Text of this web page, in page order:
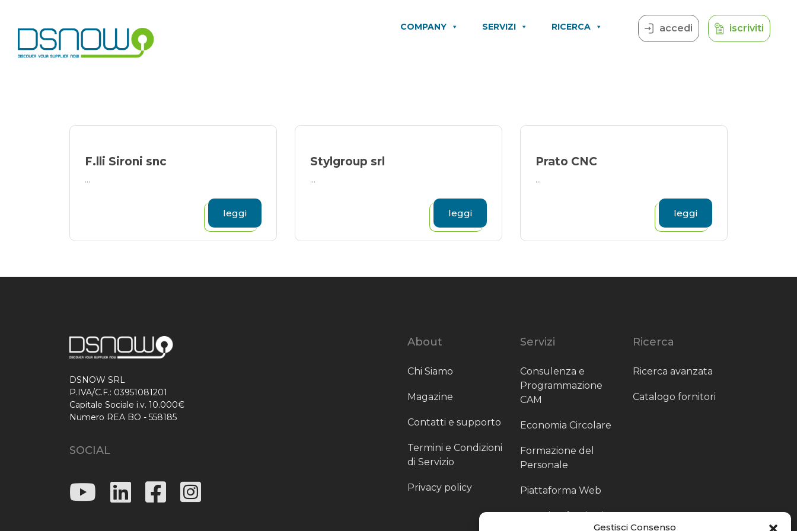
Gestisci Consenso
content
COMPANY SERVIZI RICERCA accedi iscriviti
F.lli Sironi snc
...
leggi
Stylgroup srl
...
leggi
Prato CNC
...
leggi
DSNOW SRL
P.IVA/C.F.: 03951081201
Capitale Sociale i.v. 10.000€
Numero REA BO - 558185
SOCIAL
About
Chi Siamo
Magazine
Contatti e supporto
Termini e Condizioni
di Servizio
Privacy policy
Servizi
Consulenza e
Programmazione
CAM
Economia Circolare
Formazione del
Personale
Piattaforma Web
Scouting fornitori
Ricerca
Ricerca avanzata
Catalogo fornitori